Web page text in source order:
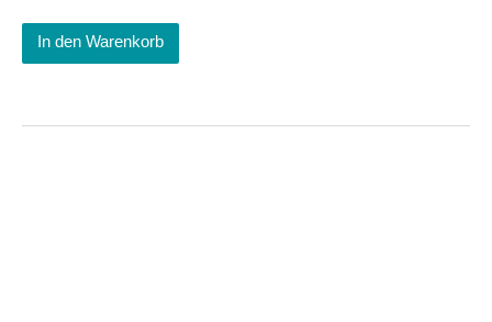
In den Warenkorb